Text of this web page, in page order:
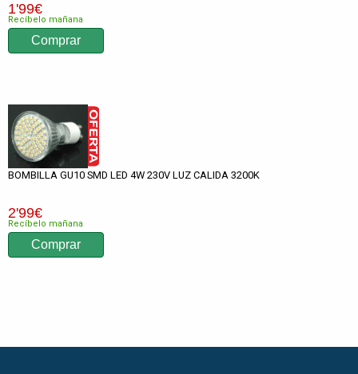
1'99€
Recíbelo mañana
BOMBILLA GU10 SMD LED 4W 230V LUZ CALIDA 3200K
2'99€
Recíbelo mañana